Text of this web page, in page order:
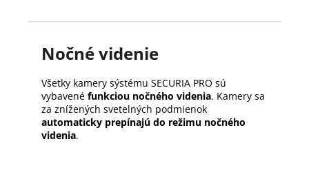
Nočné videnie
Všetky kamery sýstému SECURIA PRO sú
vybavené funkciou nočného videnia. Kamery sa
za znížených svetelných podmienok
automaticky prepínajú do režimu nočného
videnia.